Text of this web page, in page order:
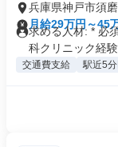
兵庫県神戸市須
月給29万円～45
求める人材: * 必
科クリニック経験
交通費支給 駅近5